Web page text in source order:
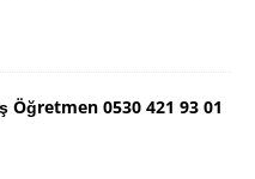
Öğretmen 0530 421 93 01